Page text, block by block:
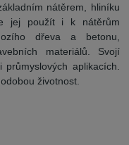
nátěrem, hliníku
jej použít i k nátěrům
dřeva a betonu,
materiálů. Svojí
aplikacích.
životnost.